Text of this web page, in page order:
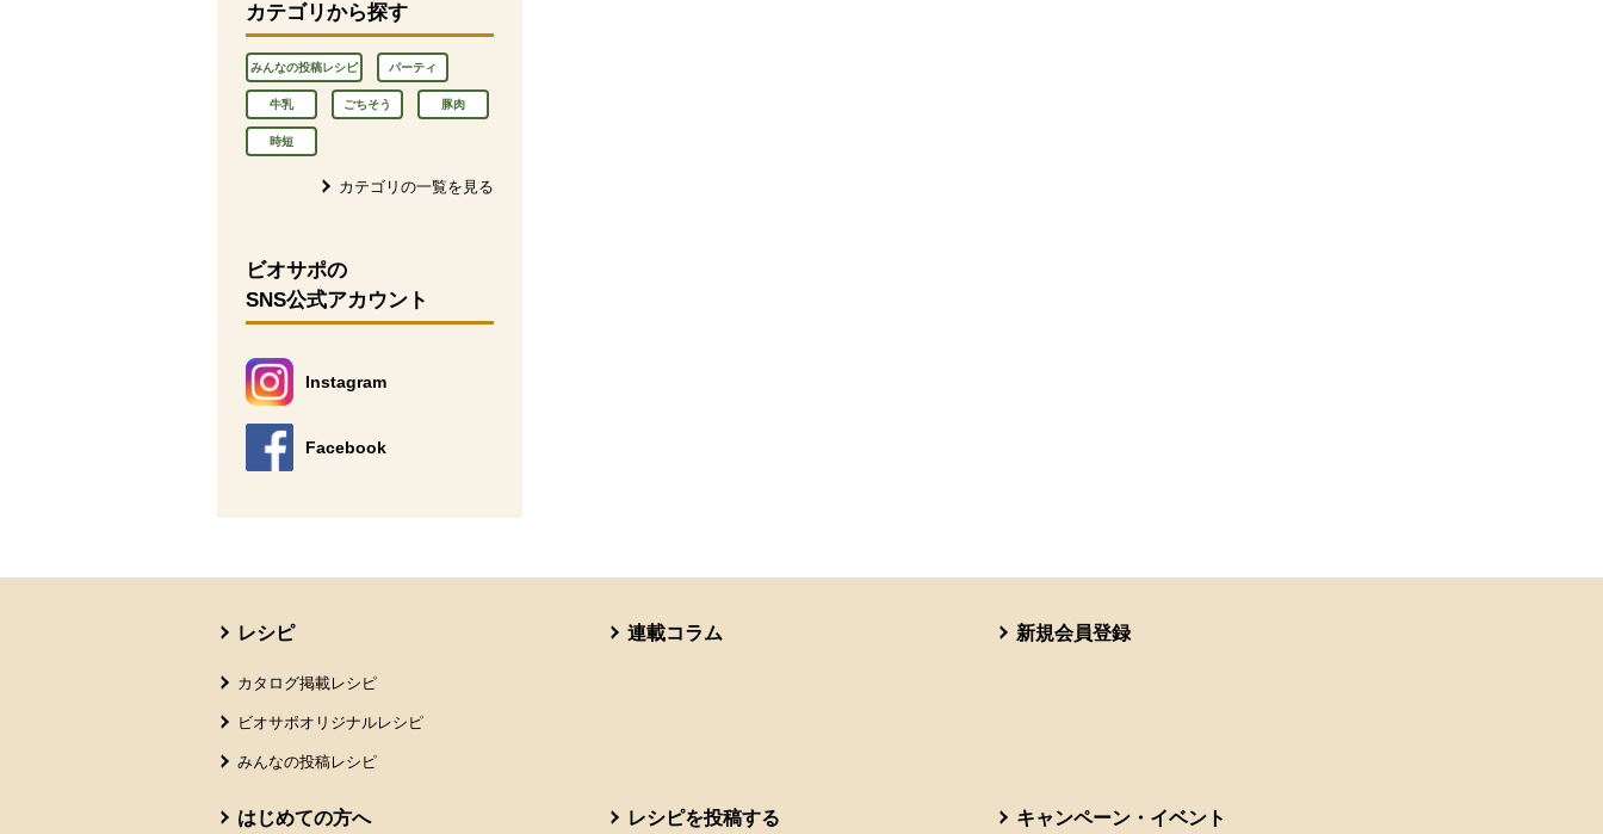
カテゴリから探す
みんなの投稿レシピ パーティ
牛乳 ごちそう 豚肉
時短
カテゴリの一覧を見る
ビオサポの
SNS公式アカウント
Instagram
別のウィンドウで開きます。
Facebook
別のウィンドウで開きます。
レシピ
カタログ掲載レシピ
ビオサポオリジナルレシピ
みんなの投稿レシピ
連載コラム 新規会員登録
はじめての方へ レシピを投稿する キャンペーン・イベント